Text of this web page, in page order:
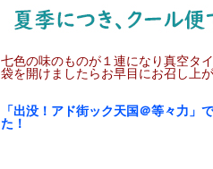
七色の味のものが１連になり真空タ
袋を開けましたらお早目にお召し上
「出没！アド街ック天国＠等々力」
た！